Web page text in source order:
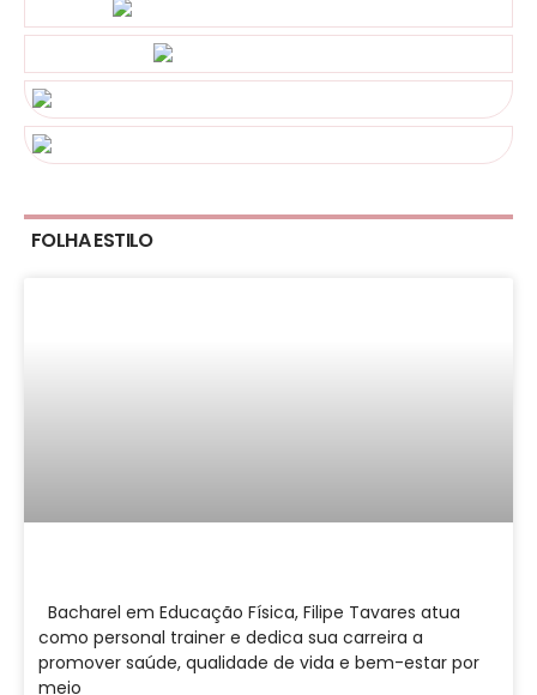
FOLHA ESTILO
Bacharel em Educação Física, Filipe Tavares atua
como personal trainer e dedica sua carreira a
promover saúde, qualidade de vida e bem-estar por
meio